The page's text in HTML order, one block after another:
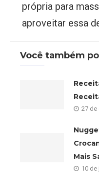
própria para
aproveitar essa
Você também
27 de
Mais
10 de